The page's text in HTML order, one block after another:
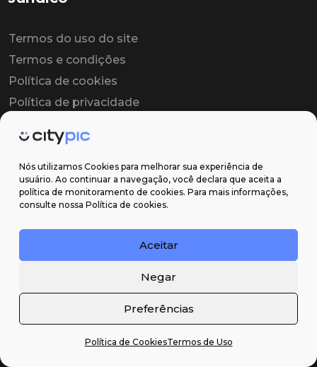
Nós utilizamos Cookies para melhorar sua experiência de
usuário. Ao continuar a navegação, você declara que aceita a
política de monitoramento de cookies. Para mais informações,
consulte nossa Política de cookies.
Aceitar
Negar
Preferências
Política de CookiesTermos de Uso
Termos do uso do site
Termos e condições
Política de cookies
Política de privacidade
Contrato de licença
Suporte
Email: contato@citypic.com.br